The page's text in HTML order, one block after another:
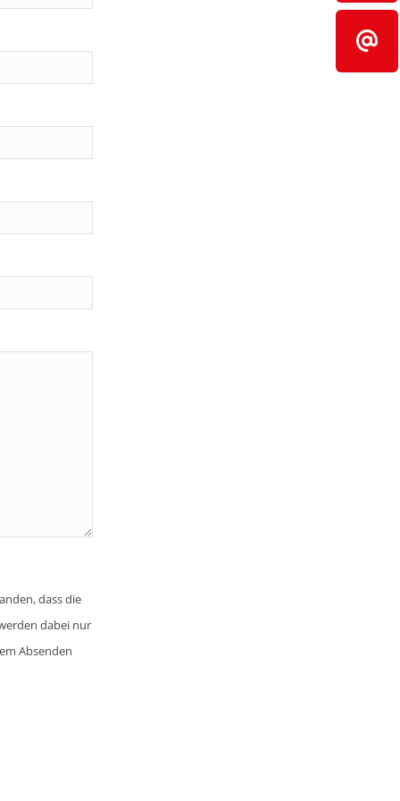
dass die
dabei nur
Absenden